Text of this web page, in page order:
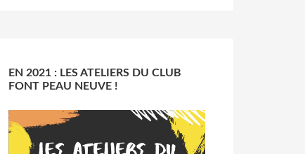
EN 2021 : LES ATELIERS DU CLUB
FONT PEAU NEUVE !